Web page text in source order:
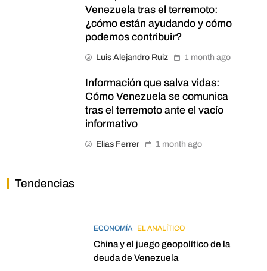
Venezuela tras el terremoto:
¿cómo están ayudando y cómo
podemos contribuir?
Luis Alejandro Ruiz 1 month ago
Información que salva vidas:
Cómo Venezuela se comunica
tras el terremoto ante el vacío
informativo
Elias Ferrer 1 month ago
Tendencias
ECONOMÍA EL ANALÍTICO
China y el juego geopolítico de la
deuda de Venezuela